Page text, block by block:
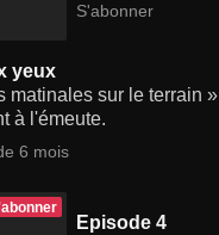
S'abonner
yeux
matinales sur le terrain
à l'émeute.
6 mois
Episode 4